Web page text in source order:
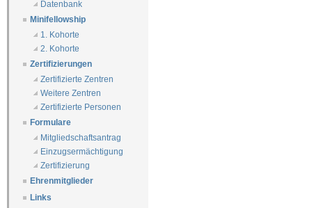
Datenbank
Minifellowship
1. Kohorte
2. Kohorte
Zertifizierungen
Zertifizierte Zentren
Weitere Zentren
Zertifizierte Personen
Formulare
Mitgliedschaftsantrag
Einzugsermächtigung
Zertifizierung
Ehrenmitglieder
Links